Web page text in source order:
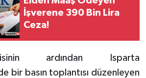
İşverene 390 Bin Lira
Ceza!
ardından Isparta
bir basın toplantısı düzenleyen